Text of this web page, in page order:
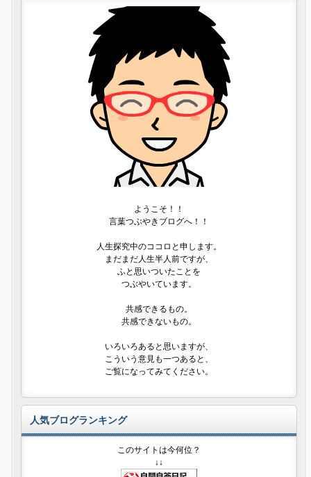
ようこそ！！
言葉つぶやきブログへ！！
人生探究中のココロと申します。
まだまだ人生半人前ですが、
ふと思いついたことを
つぶやいています。
共感できるもの。
共感できないもの。
いろいろあると思いますが、
こういう意見も一つあると、
ご覧になってみてください。
人気ブログランキング
このサイトは今何位？
↓↓